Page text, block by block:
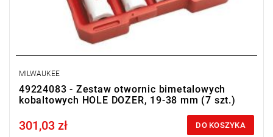
MILWAUKEE
49224083 - Zestaw otwornic bimetalowych
kobaltowych HOLE DOZER, 19-38 mm (7 szt.)
Price tax included
301,03 zł DO KOSZYKA